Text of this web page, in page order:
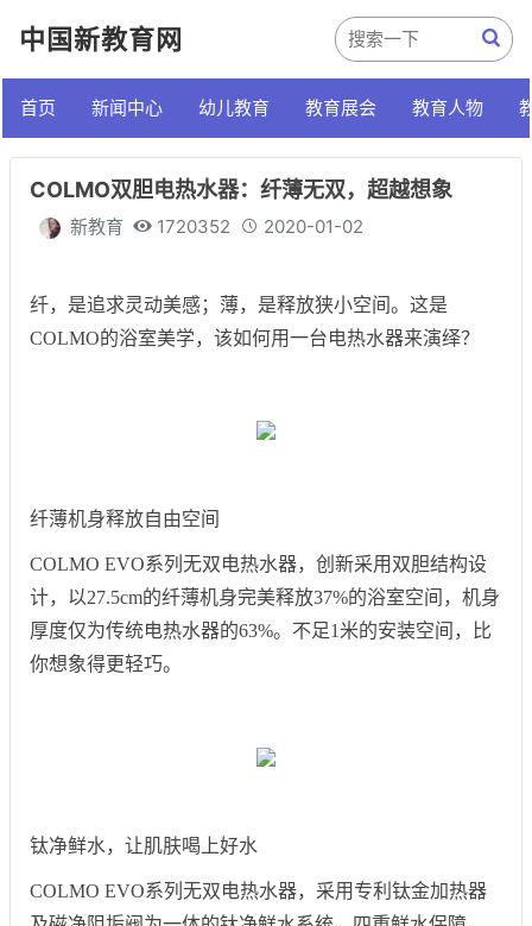
中国新教育网
首页 新闻中心 幼儿教育 教育展会 教育人物
COLMO双胆电热水器：纤薄无双，超越想象
新教育 1720352 2020-01-02
纤，是追求灵动美感；薄，是释放狭小空间。这是
COLMO的浴室美学，该如何用一台电热水器来演绎？
纤薄机身释放自由空间
COLMO EVO系列无双电热水器，创新采用双胆结构设
计，以27.5cm的纤薄机身完美释放37%的浴室空间，机身
厚度仅为传统电热水器的63%。不足1米的安装空间，比
你想象得更轻巧。
钛净鲜水，让肌肤喝上好水
COLMO EVO系列无双电热水器，采用专利钛金加热器